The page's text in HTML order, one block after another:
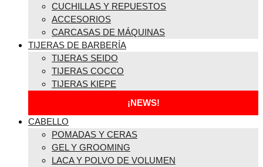
CUCHILLAS Y REPUESTOS
ACCESORIOS
CARCASAS DE MÁQUINAS
TIJERAS DE BARBERÍA
TIJERAS SEIDO
TIJERAS COCCO
TIJERAS KIEPE
¡NEWS!
CABELLO
POMADAS Y CERAS
GEL Y GROOMING
LACA Y POLVO DE VOLUMEN